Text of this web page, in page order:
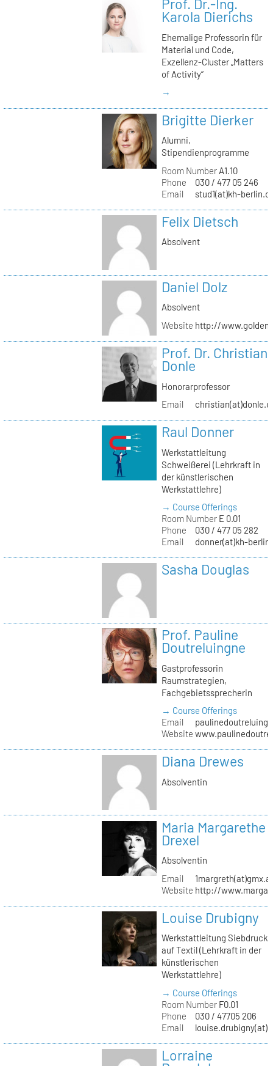
Prof. Dr.-Ing.
Karola Dierichs
Ehemalige Professorin für
Material und Code,
Exzellenz-Cluster „Matters
of Activity“
→
Brigitte Dierker
Alumni,
Stipendienprogramme
Room NumberA1.10
Phone
030 / 477 05 246
Email
stud1(at)kh-
Felix Dietsch
Absolvent
Daniel Dolz
Absolvent
Website http://
Prof. Dr. Christian
Donle
Honorarprofessor
Email
Raul Donner
Werkstattleitung
Schweißerei (Lehrkraft in
der künstlerischen
Werkstattlehre)
→ Course Offerings
Room NumberE 0.01
Phone
030 / 477 05 282
Email
donner(at)kh-
Sasha Douglas
Prof. Pauline
Doutreluingne
Gastprofessorin
Raumstrategien,
Fachgebietssprecherin
→ Course Offerings
Email
Website
Diana Drewes
Absolventin
Maria Margarethe
Drexel
Absolventin
Email
Website http://
Louise Drubigny
Werkstattleitung Siebdruck
auf Textil (Lehrkraft in der
künstlerischen
Werkstattlehre)
→ Course Offerings
Room NumberF0.01
Phone
030 / 47705 206
Email
Lorraine